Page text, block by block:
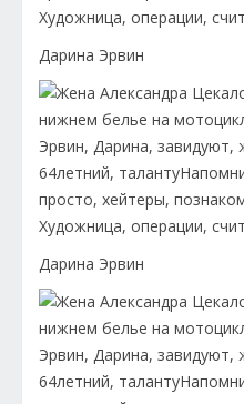
Дарина Эрвин
Дарина Эрвин